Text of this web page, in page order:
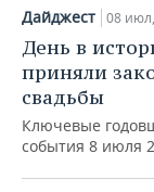
Дайджест 08
День в
приняли
свадьбы
Ключевые
события 8 июля